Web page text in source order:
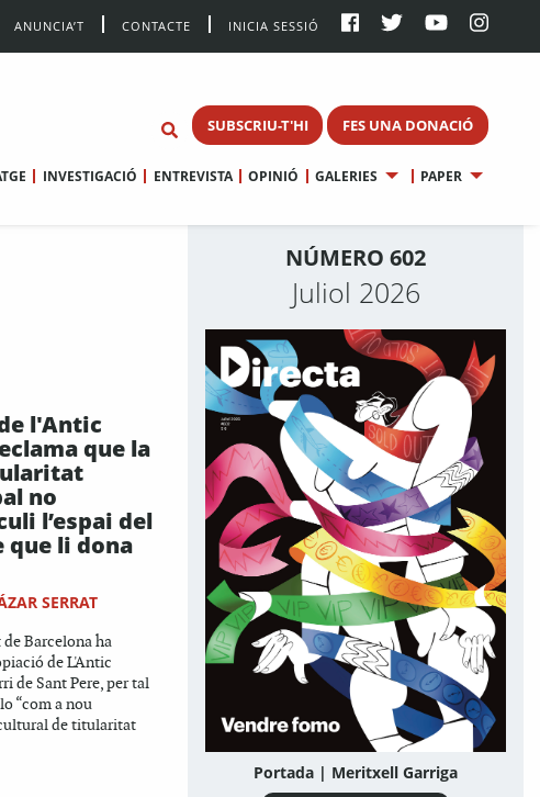
ANUNCIA’T CONTACTE INICIA SESSIÓ
SUBSCRIU-T'HI FES UNA DONACIÓ
INVESTIGACIÓ ENTREVISTA OPINIÓ GALERIES PAPER
l'Antic
que la
no
l’espai del
que li dona
SERRAT
de Barcelona ha
de L'Antic
de Sant Pere, per tal
“com a nou
de titularitat
NÚMERO 602
Juliol 2026
Portada | Meritxell Garriga